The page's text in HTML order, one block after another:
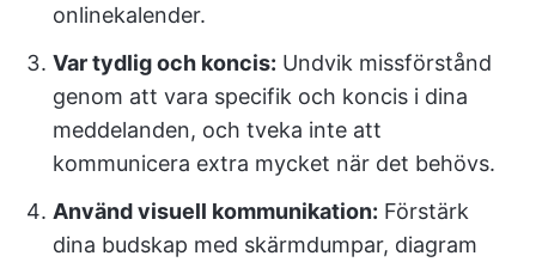
onlinekalender.
Var tydlig och koncis: Undvik missförstånd
genom att vara specifik och koncis i dina
meddelanden, och tveka inte att
kommunicera extra mycket när det behövs.
Använd visuell kommunikation: Förstärk
dina budskap med skärmdumpar, diagram